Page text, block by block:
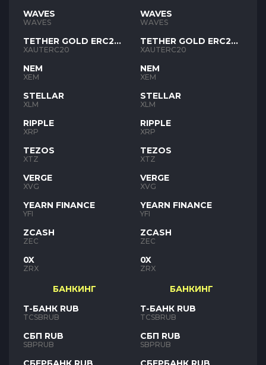
WAVES
WAVES
TETHER GOLD ERC20
XAUT
XAUTERC20
NEM
XEM
STELLAR
XLM
RIPPLE
XRP
TEZOS
XTZ
VERGE
XVG
YEARN FINANCE
YFI
ZCASH
ZEC
0X
ZRX
БАНКИНГ
Т-БАНК RUB
TCSBRUB
СБП RUB
SBPRUB
WAVES
WAVES
TETHER GOLD ERC20
XAUT
XAUTERC20
NEM
XEM
STELLAR
XLM
RIPPLE
XRP
TEZOS
XTZ
VERGE
XVG
YEARN FINANCE
YFI
ZCASH
ZEC
0X
ZRX
БАНКИНГ
Т-БАНК RUB
TCSBRUB
СБП RUB
SBPRUB